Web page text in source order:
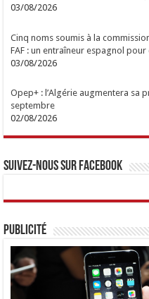
03/08/2026
Cinq noms soumis à la
FAF : un entraîneur espagnol
03/08/2026
Opep+ : l’Algérie augmentera sa
septembre
02/08/2026
Suivez-nous sur Facebook
Publicité